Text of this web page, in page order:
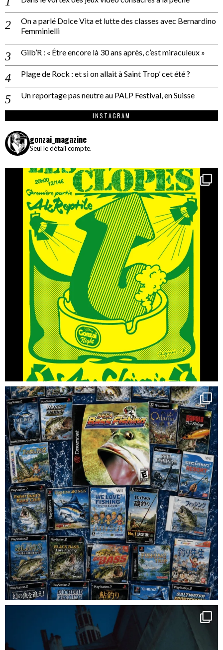
On a parlé Dolce Vita et lutte des classes avec Bernardino
Femminielli
Gilb’R : « Être encore là 30 ans après, c’est miraculeux »
Plage de Rock : et si on allait à Saint Trop’ cet été ?
Un reportage pas neutre au PALP Festival, en Suisse
INSTAGRAM
gonzai_magazine
Seul le détail compte.